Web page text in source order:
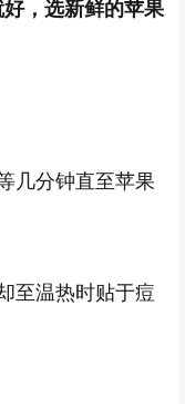
，选新鲜的苹果
几分钟直至苹果
至温热时贴于痘